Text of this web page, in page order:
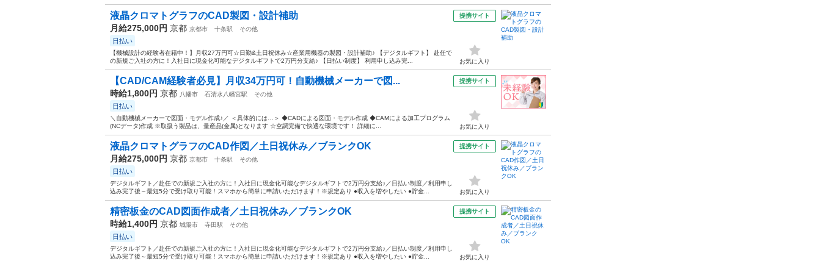
液晶クロマトグラフのCAD製図・設計補助
月給275,000円 京都 京都市 十条駅 その他
日払い
【機械設計の経験者在籍中！】月収27万円可☆日勤&土日祝休み☆産業用機器の製図・設計補助♪ 【デジタルギフト】 赴任で
の新規ご入社の方に！入社日に現金化可能なデジタルギフトで2万円分支給♪ 【日払い制度】 利用申し込み完...
提携サイト
お気に入り
【CAD/CAM経験者必見】月収34万円可！自動機械メーカーで図...
時給1,800円 京都 八幡市 石清水八幡宮駅 その他
日払い
＼自動機械メーカーで図面・モデル作成♪／ ＜具体的には…＞ ◆CADによる図面・モデル作成 ◆CAMによる加工プログラム
(NCデータ)作成 ※取扱う製品は、量産品(金属)となります ☆空調完備で快適な環境です！ 詳細に...
提携サイト
お気に入り
液晶クロマトグラフのCAD作図／土日祝休み／ブランクOK
月給275,000円 京都 京都市 十条駅 その他
日払い
デジタルギフト／赴任での新規ご入社の方に！入社日に現金化可能なデジタルギフトで2万円分支給♪／日払い制度／利用申し
込み完了後～最短5分で受け取り可能！スマホから簡単に申請いただけます！※規定あり ●収入を増やしたい ●貯金...
提携サイト
お気に入り
精密板金のCAD図面作成者／土日祝休み／ブランクOK
時給1,400円 京都 城陽市 寺田駅 その他
日払い
デジタルギフト／赴任での新規ご入社の方に！入社日に現金化可能なデジタルギフトで2万円分支給♪／日払い制度／利用申し
込み完了後～最短5分で受け取り可能！スマホから簡単に申請いただけます！※規定あり ●収入を増やしたい ●貯金...
提携サイト
お気に入り